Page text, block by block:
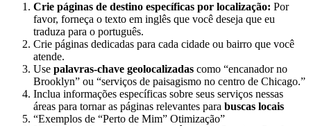
Crie páginas de destino específicas por localização: Por
favor, forneça o texto em inglês que você deseja que eu
traduza para o português.
Crie páginas dedicadas para cada cidade ou bairro que você
atende.
Use palavras-chave geolocalizadas como “encanador no
Brooklyn” ou “serviços de paisagismo no centro de Chicago.”
Inclua informações específicas sobre seus serviços nessas
áreas para tornar as páginas relevantes para buscas locais
“Exemplos de “Perto de Mim” Otimização”